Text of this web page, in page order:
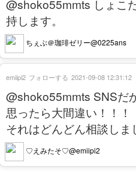
@shoko55mmts しょこ
持します。
ちぇぶ＠珈琲ゼリー@0225ans
@shoko55mmts SNSだ
思ったら大間違い！！！
それはどんどん相談しま
♡えみたそ♡@emiipi2
emiipi2 フォローする 2021-09-08 12:31:12